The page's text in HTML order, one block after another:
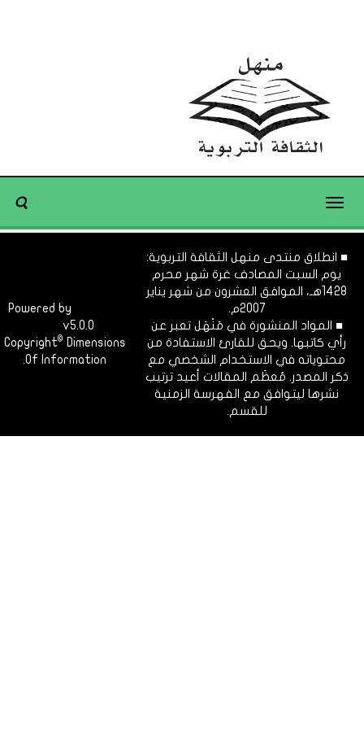
Toggle
■ انطلاق منتدى منهل الثقافة التربوية:
يوم السبت المصادف غرة شهر محرم
1428هـ، الموافق العشرون من شهر يناير
2007م.
■ المواد المنشورة في مَنْهَل تعبر عن
رأي كاتبها. ويحق للقارئ الاستفادة من
محتوياته في الاستخدام الشخصي مع
ذكر المصدر. مُعظَم المقالات أعيد ترتيب
نشرها ليتوافق مع الفهرسة الزمنية
للقسم.
Powered by
v5.0.0
Copyright©
Dimensions
Of Information.